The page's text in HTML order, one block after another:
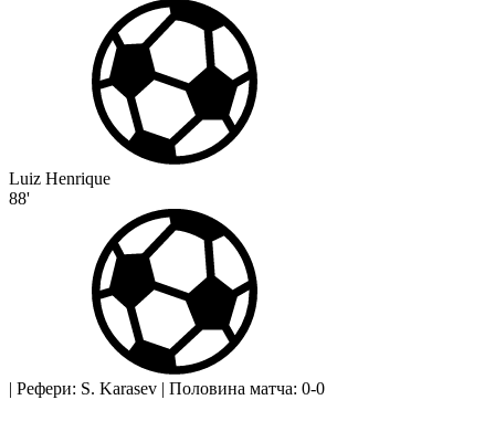
Luiz Henrique
88'
| Рефери: S. Karasev | Половина матча: 0-0